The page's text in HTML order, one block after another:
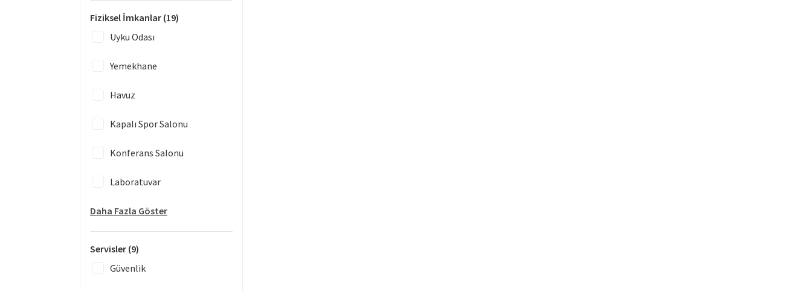
Fiziksel İmkanlar (19)
Uyku Odası
Yemekhane
Havuz
Kapalı Spor Salonu
Konferans Salonu
Laboratuvar
Daha Fazla Göster
Servisler (9)
Güvenlik